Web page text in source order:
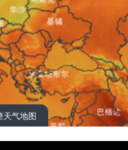
天气地图